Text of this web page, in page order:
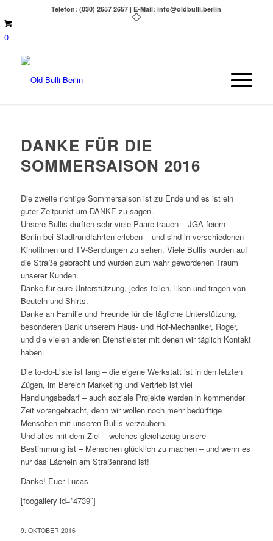
Telefon: (030) 2657 2657 | E-Mail: info@oldbulli.berlin
0
DANKE FÜR DIE
SOMMERSAISON 2016
Die zweite richtige Sommersaison ist zu Ende und es ist ein
guter Zeitpunkt um DANKE zu sagen.
Unsere Bullis durften sehr viele Paare trauen – JGA feiern –
Berlin bei Stadtrundfahrten erleben – und sind in verschiedenen
Kinofilmen und TV-Sendungen zu sehen. Viele Bullis wurden auf
die Straße gebracht und wurden zum wahr gewordenen Traum
unserer Kunden.
Danke für eure Unterstützung, jedes teilen, liken und tragen von
Beuteln und Shirts.
Danke an Familie und Freunde für die tägliche Unterstützung,
besonderen Dank unserem Haus- und Hof-Mechaniker, Roger,
und die vielen anderen Dienstleister mit denen wir täglich Kontakt
haben.
Die to-do-Liste ist lang – die eigene Werkstatt ist in den letzten
Zügen, im Bereich Marketing und Vertrieb ist viel
Handlungsbedarf – auch soziale Projekte werden in kommender
Zeit vorangebracht, denn wir wollen noch mehr bedürftige
Menschen mit unseren Bullis verzaubern.
Und alles mit dem Ziel – welches gleichzeitig unsere
Bestimmung ist – Menschen glücklich zu machen – und wenn es
nur das Lächeln am Straßenrand ist!
Danke! Euer Lucas
[foogallery id=”4739″]
9. OKTOBER 2016